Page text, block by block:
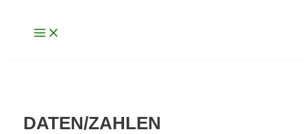
springen
DATEN/ZAHLEN